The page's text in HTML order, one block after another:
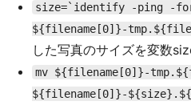
size=`identify -ping -
${filename[0]}-
した写真のサイズを変数
mv ${filename[0]}-
${filename[0]}-